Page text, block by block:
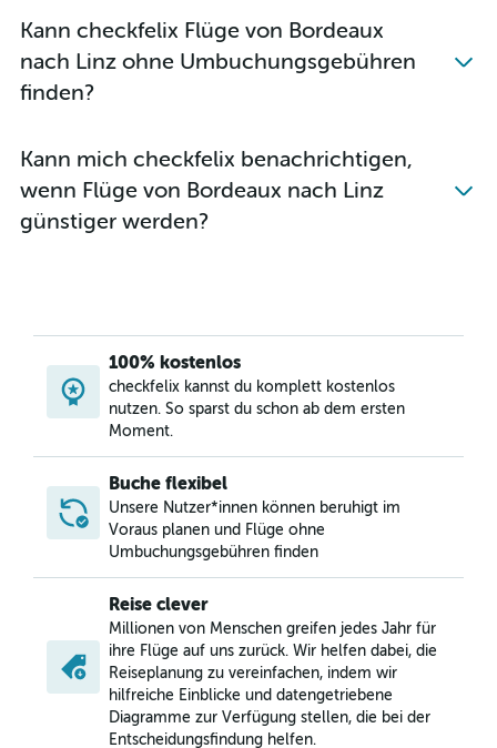
Kann checkfelix Flüge von Bordeaux
nach Linz ohne Umbuchungsgebühren
finden?
Kann mich checkfelix benachrichtigen,
wenn Flüge von Bordeaux nach Linz
günstiger werden?
100% kostenlos
checkfelix kannst du komplett kostenlos
nutzen. So sparst du schon ab dem ersten
Moment.
Buche flexibel
Unsere Nutzer*innen können beruhigt im
Voraus planen und Flüge ohne
Umbuchungsgebühren finden
Reise clever
Millionen von Menschen greifen jedes Jahr für
ihre Flüge auf uns zurück. Wir helfen dabei, die
Reiseplanung zu vereinfachen, indem wir
hilfreiche Einblicke und datengetriebene
Diagramme zur Verfügung stellen, die bei der
Entscheidungsfindung helfen.